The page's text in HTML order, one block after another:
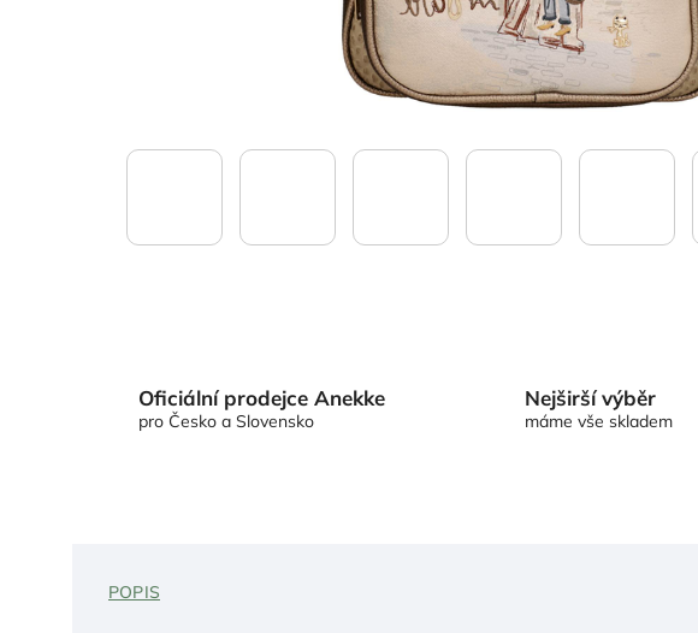
Oficiální prodejce Anekke
pro Česko a Slovensko
Nejširší výběr
máme vše skladem
POPIS